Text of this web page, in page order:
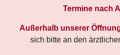
Termine nach
Außerhalb unserer
sich bitte an den